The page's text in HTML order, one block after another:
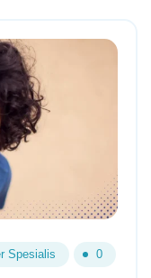
Spesialis 0